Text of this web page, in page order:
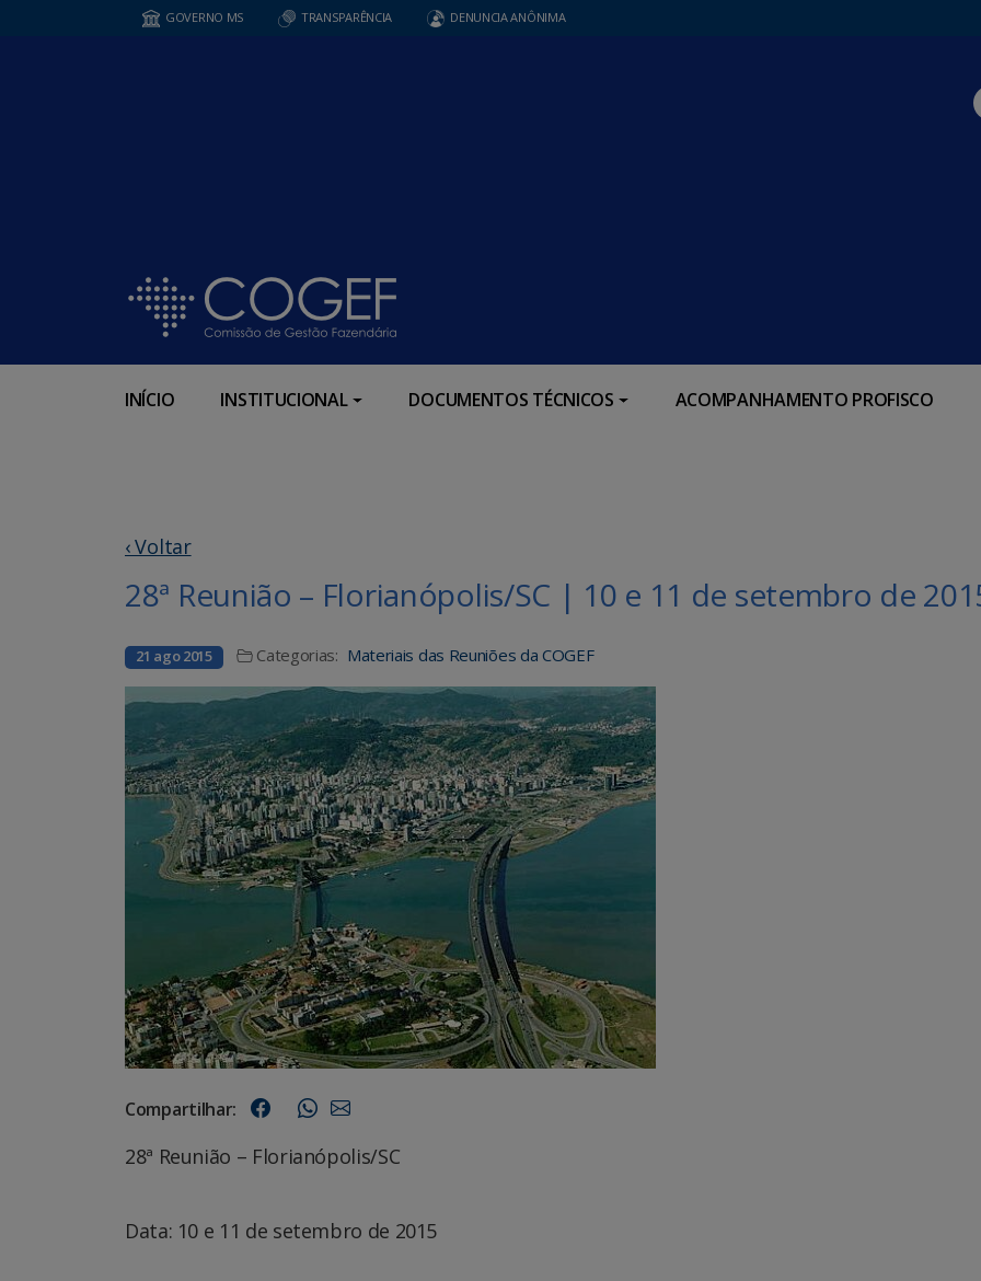
GOVERNO MS TRANSPARÊNCIA DENUNCIA ANÔNIMA
INÍCIO INSTITUCIONAL DOCUMENTOS TÉCNICOS ACOMPANHAMENTO PROFISCO
‹ Voltar
28ª Reunião – Florianópolis/SC | 10 e 11 de setembro de
21 ago 2015 Categorias: Materiais das Reuniões da COGEF
Compartilhar:
28ª Reunião – Florianópolis/SC
Data: 10 e 11 de setembro de 2015